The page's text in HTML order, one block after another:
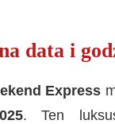
data i
Express
. Ten